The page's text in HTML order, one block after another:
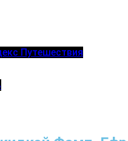
Путешествия